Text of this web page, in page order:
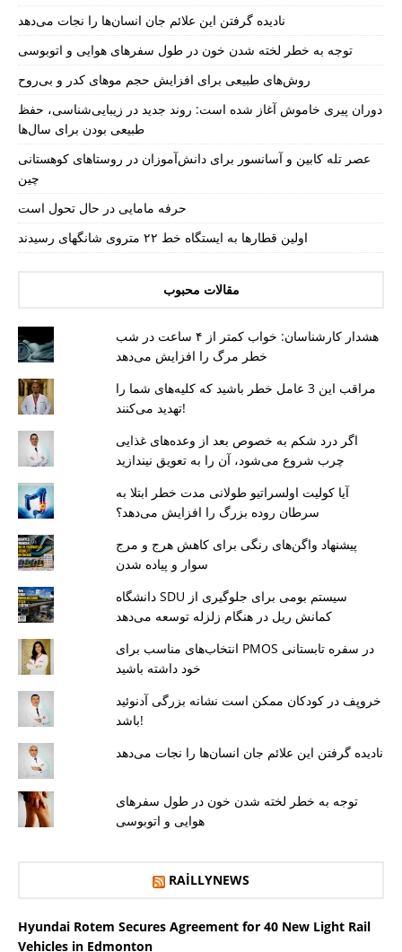
نادیده گرفتن این علائم جان انسان‌ها را نجات می‌دهد
توجه به خطر لخته شدن خون در طول سفرهای هوایی و اتوبوسی
روش‌های طبیعی برای افزایش حجم موهای کدر و بی‌روح
دوران پیری خاموش آغاز شده است: روند جدید در زیبایی‌شناسی، حفظ
طبیعی بودن برای سال‌ها
عصر تله کابین و آسانسور برای دانش‌آموزان در روستاهای کوهستانی
چین
حرفه مامایی در حال تحول است
اولین قطارها به ایستگاه خط ۲۲ متروی شانگهای رسیدند
مقالات محبوب
هشدار کارشناسان: خواب کمتر از ۴ ساعت در شب
خطر مرگ را افزایش می‌دهد
مراقب این 3 عامل خطر باشید که کلیه‌های شما را
تهدید می‌کنند!
اگر درد شکم به خصوص بعد از وعده‌های غذایی
چرب شروع می‌شود، آن را به تعویق نیندازید
آیا کولیت اولسراتیو طولانی مدت خطر ابتلا به
سرطان روده بزرگ را افزایش می‌دهد؟
پیشنهاد واگن‌های رنگی برای کاهش هرج و مرج
سوار و پیاده شدن
دانشگاه SDU سیستم بومی برای جلوگیری از
کمانش ریل در هنگام زلزله توسعه می‌دهد
انتخاب‌های مناسب برای PMOS در سفره تابستانی
خود داشته باشید
خروپف در کودکان ممکن است نشانه بزرگی آدنوئید
باشد!
نادیده گرفتن این علائم جان انسان‌ها را نجات می‌دهد
توجه به خطر لخته شدن خون در طول سفرهای
هوایی و اتوبوسی
RAILLYNEWS
Hyundai Rotem Secures Agreement for 40 New Light Rail
Vehicles in Edmonton